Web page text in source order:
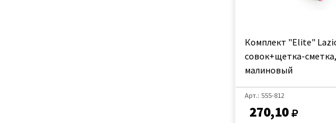
Комплект "Elite"
совок+щетка-сметка,
малиновый
Арт.: 555-812
270,10